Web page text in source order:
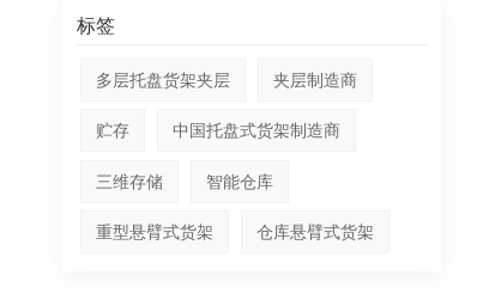
标签
多层托盘货架夹层 夹层制造商
贮存 中国托盘式货架制造商
三维存储 智能仓库
重型悬臂式货架 仓库悬臂式货架